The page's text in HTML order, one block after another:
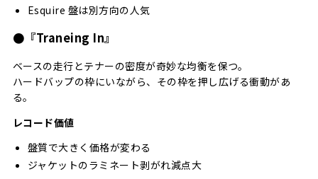
Esquire 盤は別方向の人気
●『Traneing In』
ベースの走行とテナーの密度が奇妙な均衡を保つ。
ハードバップの枠にいながら、その枠を押し広げる衝動があ
る。
レコード価値
盤質で大きく価格が変わる
ジャケットのラミネート剥がれ減点大